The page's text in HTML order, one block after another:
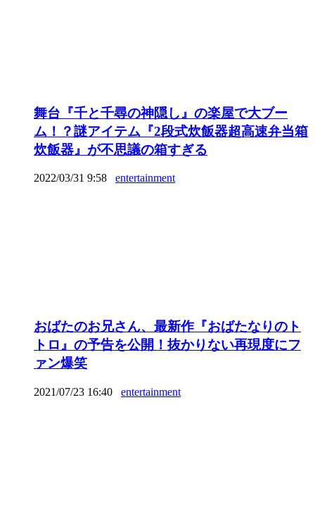
舞台『千と千尋の神隠し』の楽屋で大ブー
ム！？謎アイテム『2段式炊飯器超高速弁当箱
炊飯器』が不思議の箱すぎる
2022/03/31 9:58 entertainment
おばたのお兄さん、最新作『おばたなりのト
トロ』の予告を公開！抜かりない再現度にフ
ァン爆笑
2021/07/23 16:40 entertainment